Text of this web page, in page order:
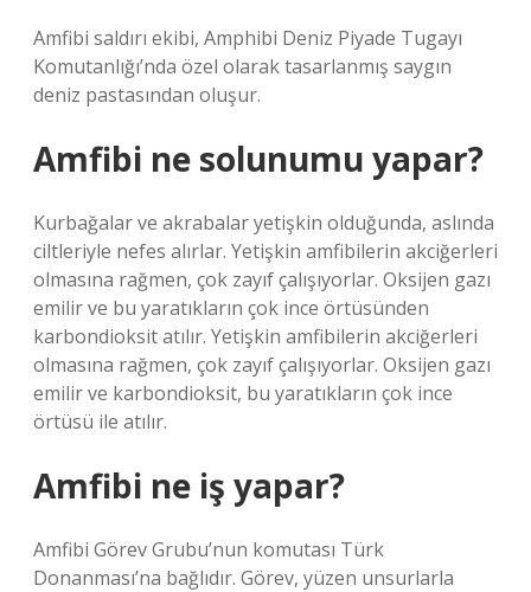
Amfibi saldırı ekibi, Amphibi Deniz Piyade Tugayı
Komutanlığı’nda özel olarak tasarlanmış saygın
deniz pastasından oluşur.
Amfibi ne solunumu yapar?
Kurbağalar ve akrabalar yetişkin olduğunda, aslında
ciltleriyle nefes alırlar. Yetişkin amfibilerin akciğerleri
olmasına rağmen, çok zayıf çalışıyorlar. Oksijen gazı
emilir ve bu yaratıkların çok ince örtüsünden
karbondioksit atılır. Yetişkin amfibilerin akciğerleri
olmasına rağmen, çok zayıf çalışıyorlar. Oksijen gazı
emilir ve karbondioksit, bu yaratıkların çok ince
örtüsü ile atılır.
Amfibi ne iş yapar?
Amfibi Görev Grubu’nun komutası Türk
Donanması’na bağlıdır. Görev, yüzen unsurlarla